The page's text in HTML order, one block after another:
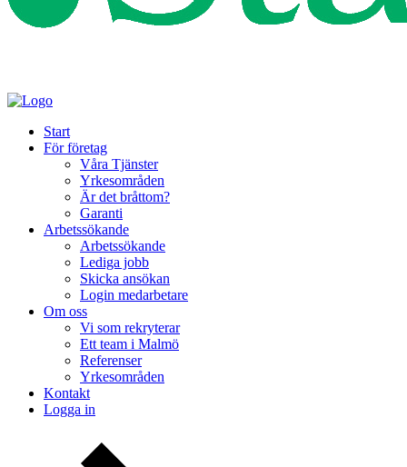
Start
För företag
Våra Tjänster
Yrkesområden
Är det bråttom?
Garanti
Arbetssökande
Arbetssökande
Lediga jobb
Skicka ansökan
Login medarbetare
Om oss
Vi som rekryterar
Ett team i Malmö
Referenser
Yrkesområden
Kontakt
Logga in